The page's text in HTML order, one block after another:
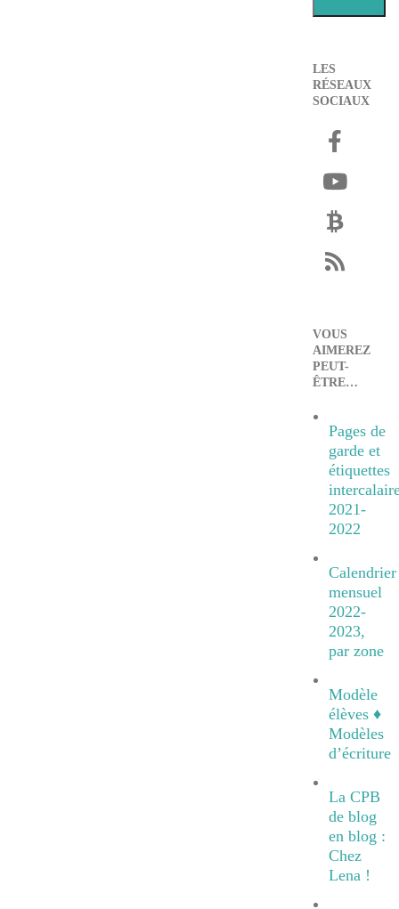
LES
RÉSEAUX
SOCIAUX
VOUS
AIMEREZ
PEUT-
ÊTRE…
Pages de
garde et
étiquettes
2021-
2022
Calendrier
mensuel
2022-
2023,
par zone
Modèle
élèves ♦
Modèles
d’écriture
La CPB
de blog
en blog :
Chez
Lena !